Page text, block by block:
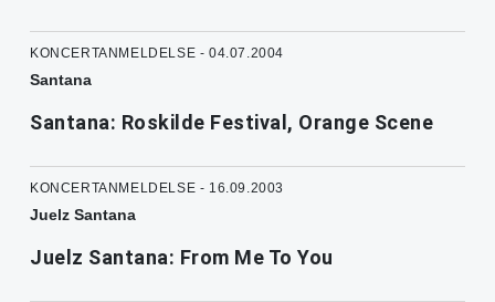
KONCERTANMELDELSE - 04.07.2004
Santana
Santana: Roskilde Festival, Orange Scene
KONCERTANMELDELSE - 16.09.2003
Juelz Santana
Juelz Santana: From Me To You